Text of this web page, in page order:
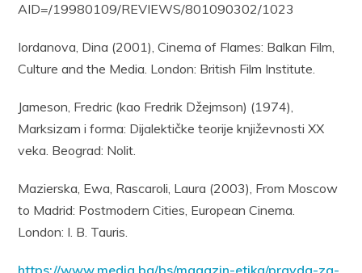
AID=/19980109/REVIEWS/801090302/1023
Iordanova, Dina (2001), Cinema of Flames: Balkan Film,
Culture and the Media. London: British Film Institute.
Jameson, Fredric (kao Fredrik Džejmson) (1974),
Marksizam i forma: Dijalektičke teorije književnosti XX
veka. Beograd: Nolit.
Mazierska, Ewa, Rascaroli, Laura (2003), From Moscow
to Madrid: Postmodern Cities, European Cinema.
London: I. B. Tauris.